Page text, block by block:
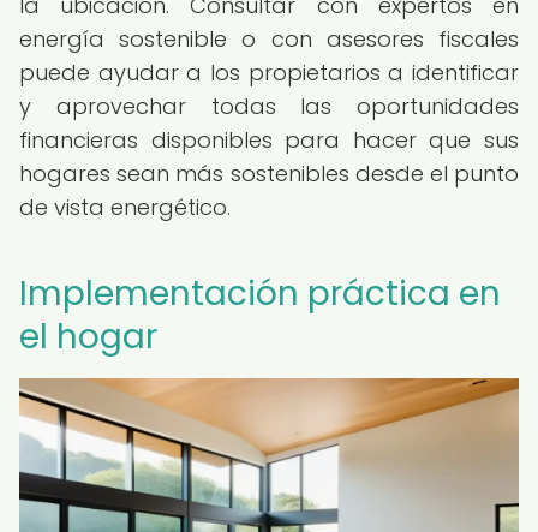
energía sostenible o con asesores fiscales
puede ayudar a los propietarios a identificar
y aprovechar todas las oportunidades
financieras disponibles para hacer que sus
hogares sean más sostenibles desde el punto
de vista energético.
Implementación práctica en
el hogar